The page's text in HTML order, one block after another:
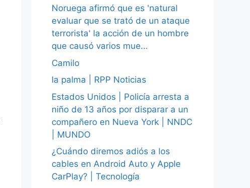
Noruega afirmó que es 'natural
evaluar que se trató de un ataque
terrorista' la acción de un hombre
que causó varios mue…
Camilo
la palma | RPP Noticias
Estados Unidos | Policía arresta a
niño de 13 años por disparar a un
compañero en Nueva York | NNDC
| MUNDO
¿Cuándo diremos adiós a los
cables en Android Auto y Apple
CarPlay? | Tecnología